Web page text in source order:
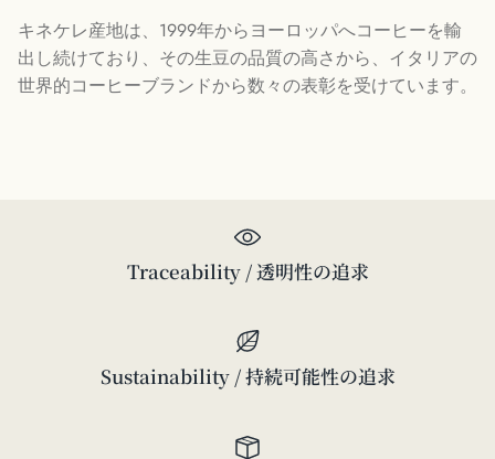
キネケレ産地は、1999年からヨーロッパへコーヒーを輸
出し続けており、その生豆の品質の高さから、イタリアの
世界的コーヒーブランドから数々の表彰を受けています。
Traceability / 透明性の追求
Sustainability / 持続可能性の追求